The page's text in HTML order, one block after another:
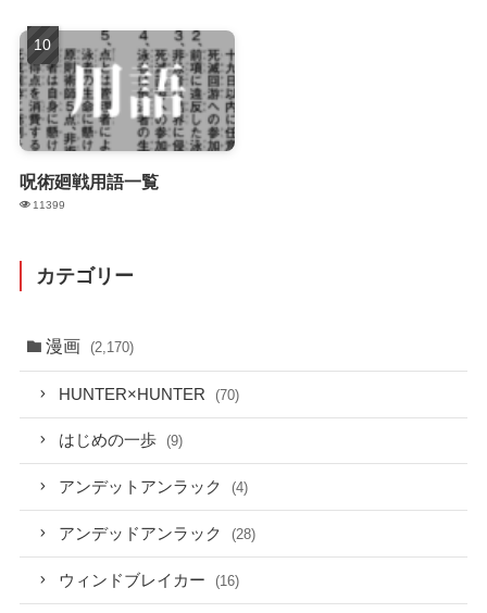
呪術廻戦用語一覧
11399
カテゴリー
漫画 (2,170)
HUNTER×HUNTER (70)
はじめの一歩 (9)
アンデットアンラック (4)
アンデッドアンラック (28)
ウィンドブレイカー (16)